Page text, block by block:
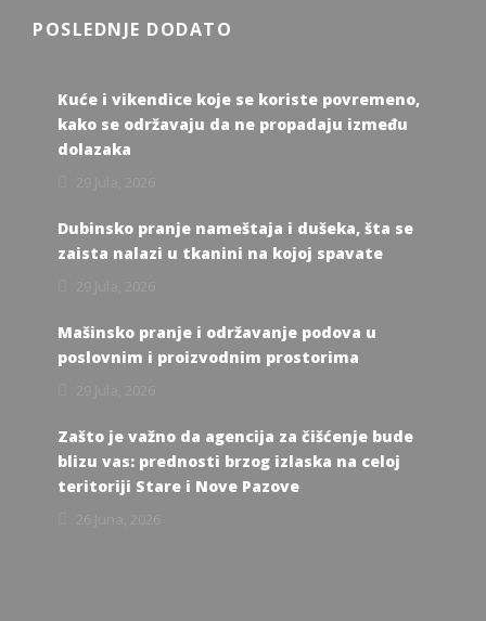
POSLEDNJE DODATO
Kuće i vikendice koje se koriste povremeno,
kako se održavaju da ne propadaju između
dolazaka
Dubinsko pranje nameštaja i dušeka, šta se
zaista nalazi u tkanini na kojoj spavate
Mašinsko pranje i održavanje podova u
poslovnim i proizvodnim prostorima
Zašto je važno da agencija za čišćenje bude
blizu vas: prednosti brzog izlaska na celoj
teritoriji Stare i Nove Pazove